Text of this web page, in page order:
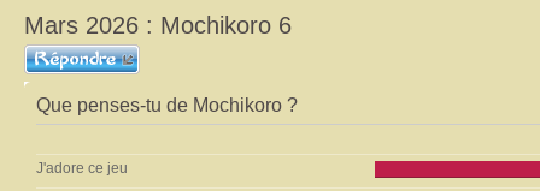
Mars 2026 : Mochikoro 6
Répondre
Que penses-tu de Mochikoro ?
J'adore ce jeu